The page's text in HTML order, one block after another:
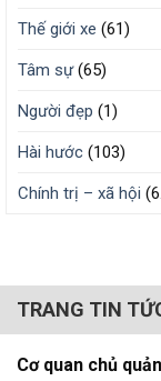
Thế giới xe (61)
Tâm sự(65)
Người đẹp (1)
Hài hước (103)
Chính trị – xã hội
TRANG TIN
Cơ quan chủ